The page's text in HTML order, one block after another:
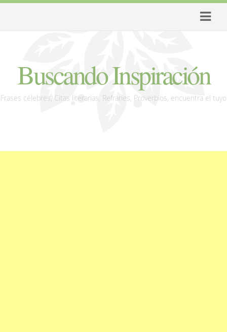
Buscando Inspiración
Frases célebres, Citas literarias, Refranes, Proverbios, encuentra el tuyo